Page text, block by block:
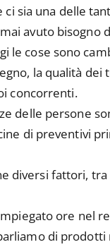
sia una delle
avuto
le cose sono
la qualità dei
concorrenti.
delle persone
di preventivi
diversi fattori, tra
ore nel
di